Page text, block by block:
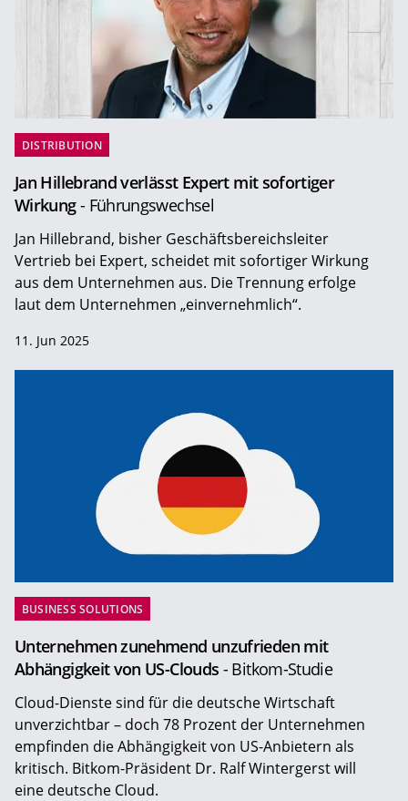
DISTRIBUTION
Jan Hillebrand verlässt Expert mit sofortiger
Wirkung- Führungswechsel
Jan Hillebrand, bisher Geschäftsbereichsleiter
Vertrieb bei Expert, scheidet mit sofortiger Wirkung
aus dem Unternehmen aus. Die Trennung erfolge
laut dem Unternehmen „einvernehmlich“.
11. Jun 2025
BUSINESS SOLUTIONS
Unternehmen zunehmend unzufrieden mit
Abhängigkeit von US-Clouds - Bitkom-Studie
Cloud-Dienste sind für die deutsche Wirtschaft
unverzichtbar – doch 78 Prozent der Unternehmen
empfinden die Abhängigkeit von US-Anbietern als
kritisch. Bitkom-Präsident Dr. Ralf Wintergerst will
eine deutsche Cloud.